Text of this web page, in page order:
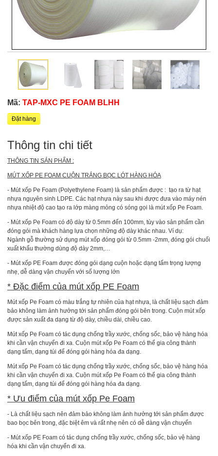
Mã: TAP-MXC PE FOAM BLHH
Đặt hàng
Thông tin chi tiết
THÔNG TIN SẢN PHẨM :
MÚT XỐP PE FOAM CUỘN TRẮNG BỌC LÓT HÀNG HÓA
- Mút xốp Pe Foam (Polyethylene Foam) là sản phẩm được : tạo ra từ hạt
nhựa nguyên sinh LDPE. Các hạt nhựa này sau khi được đưa vào máy nén
nhựa nhiệt độ cao tạo ra lớp màng mỏng có sóng gọi là mút xốp Pe Foam.
- Mút xốp Pe Foam có độ dày từ 0.5mm đến 100mm, tùy vào sản phẩm cần
đóng gói mà khách hàng lựa chọn những độ dày khác nhau. Ví dụ:
Ngành gỗ thường sử dụng mút xốp đóng gói từ 0.5mm -2mm, đóng gói chuối
xuất khẩu thường dùng độ dày 2mm,…
- Mút xốp PE Foam được đóng gói dạng cuộn hoặc dạng tấm trọng lượng
nhẹ, dễ dàng vận chuyển với số lượng lớn
* Đặc điểm của mút xốp PE Foam
Mút xốp Pe Foam có màu trắng tự nhiên của hạt nhựa, là chất liệu sạch đảm
bảo không làm ảnh hưởng tới sản phẩm đóng gói bên trong. Cuộn mút xốp
được sản xuất đa dạng từ độ dày, chiều dài, chiều cao.
Mút xốp Pe Foam có tác dụng chống trầy xước, chống sốc, bảo vệ hàng hóa
khi cần vận chuyển đi xa. Cuộn mút xốp Pe Foam có thể gia công thành
dạng tấm, dạng túi để đóng gói hàng hóa đa dạng.
Mút xốp Pe Foam có tác dụng chống trầy xước, chống sốc, bảo vệ hàng hóa
khi cần vận chuyển đi xa. Cuộn mút xốp Pe Foam có thể gia công thành
dạng tấm, dạng túi để đóng gói hàng hóa đa dạng.
* Ưu điểm của mút xốp Pe Foam
- Là chất liệu sạch nên đảm bảo không làm ảnh hưởng tới sản phẩm được
bao bọc bên trong, đặc biệt êm và rất nhẹ nên có dễ dàng vận chuyển
- Mút xốp PE Foam có tác dụng chống trầy xước, chống sốc, bảo vệ hàng
hóa khi cần vận chuyển đi xa.